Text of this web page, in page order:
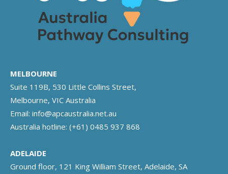
MELBOURNE
Suite 119B, 530 Little Collins Street,
Melbourne, VIC Australia
Email: info@apcaustralia.net.au
Australia hotline: (+61) 0485 937 868
ADELAIDE
Ground floor, 121 King William Street, Adelaide, SA